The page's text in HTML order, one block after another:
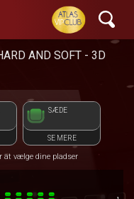
AND SOFT - 3D
SÆDE
SE MERE
at vælge dine pladser